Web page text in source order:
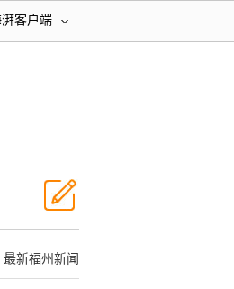
客户端
最新福州新闻